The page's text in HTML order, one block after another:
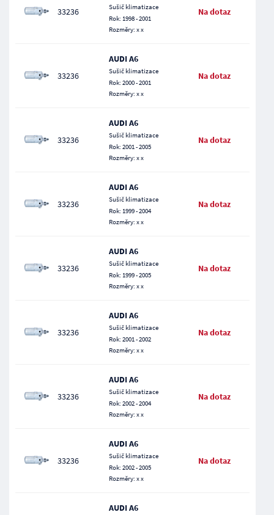
33236
Sušič klimatizace
Rok: 1998 - 2001
Rozměry: x x
Na dotaz
33236
AUDI A6
Sušič klimatizace
Rok: 2000 - 2001
Rozměry: x x
Na dotaz
33236
AUDI A6
Sušič klimatizace
Rok: 2001 - 2005
Rozměry: x x
Na dotaz
33236
AUDI A6
Sušič klimatizace
Rok: 1999 - 2004
Rozměry: x x
Na dotaz
33236
AUDI A6
Sušič klimatizace
Rok: 1999 - 2005
Rozměry: x x
Na dotaz
33236
AUDI A6
Sušič klimatizace
Rok: 2001 - 2002
Rozměry: x x
Na dotaz
33236
AUDI A6
Sušič klimatizace
Rok: 2002 - 2004
Rozměry: x x
Na dotaz
33236
AUDI A6
Sušič klimatizace
Rok: 2002 - 2005
Rozměry: x x
Na dotaz
AUDI A6